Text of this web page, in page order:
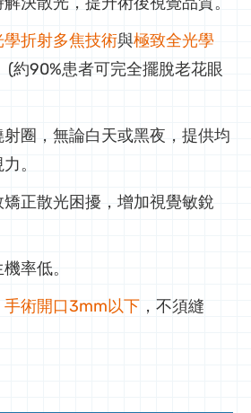
折射多焦技術與極致全光學
(約90%患者可完全擺脫老花眼
射圈，無論白天或黑夜，提供均
。
正散光困擾，增加視覺敏銳
率低。
手術開口3mm以下 ，不須縫